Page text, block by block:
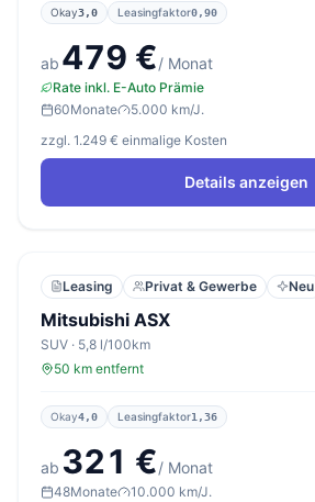
Okay3,0 Leasingfaktor0,90
ab 479 €/ Monat
Rate inkl. E-Auto Prämie
60Monate
5.000 km/J.
zzgl. 1.249 € einmalige Kosten
Details anzeigen
Leasing Privat & Gewerbe Neu
Mitsubishi ASX
SUV · 5,8 l/100km
50 km entfernt
Okay4,0 Leasingfaktor1,36
ab 321 €/ Monat
48Monate 10.000 km/J.